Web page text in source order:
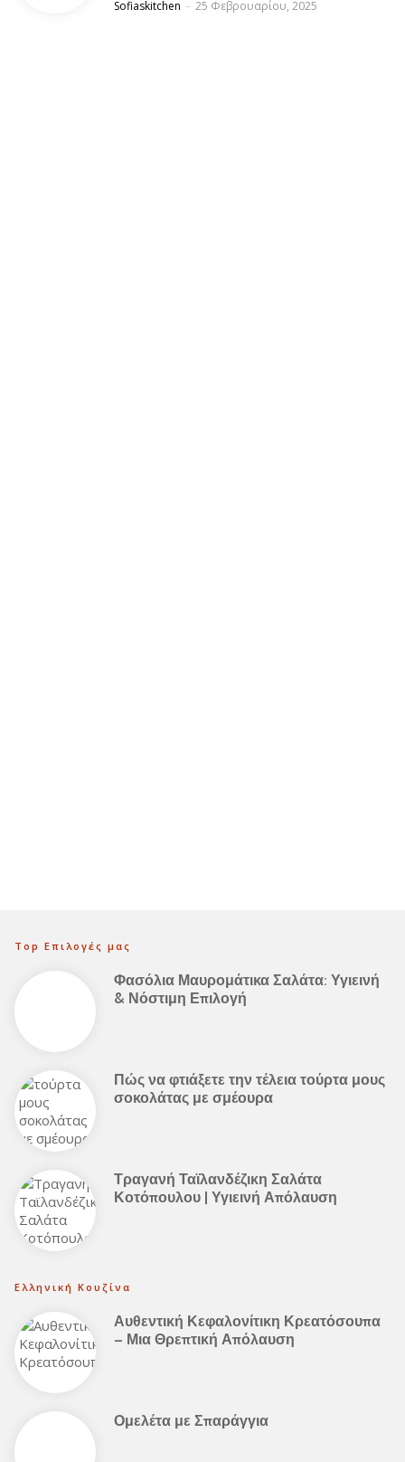
Posted
Sofiaskitchen 25 Φεβρουαρίου, 2025
Top Επιλογές μας
Φασόλια Μαυρομάτικα Σαλάτα: Υγιεινή
& Νόστιμη Επιλογή
Πώς να φτιάξετε την τέλεια τούρτα μους
σοκολάτας με σμέουρα
Τραγανή Ταϊλανδέζικη Σαλάτα
Κοτόπουλου | Υγιεινή Απόλαυση
Ελληνική Κουζίνα
Αυθεντική Κεφαλονίτικη Κρεατόσουπα
– Μια Θρεπτική Απόλαυση
Ομελέτα με Σπαράγγια